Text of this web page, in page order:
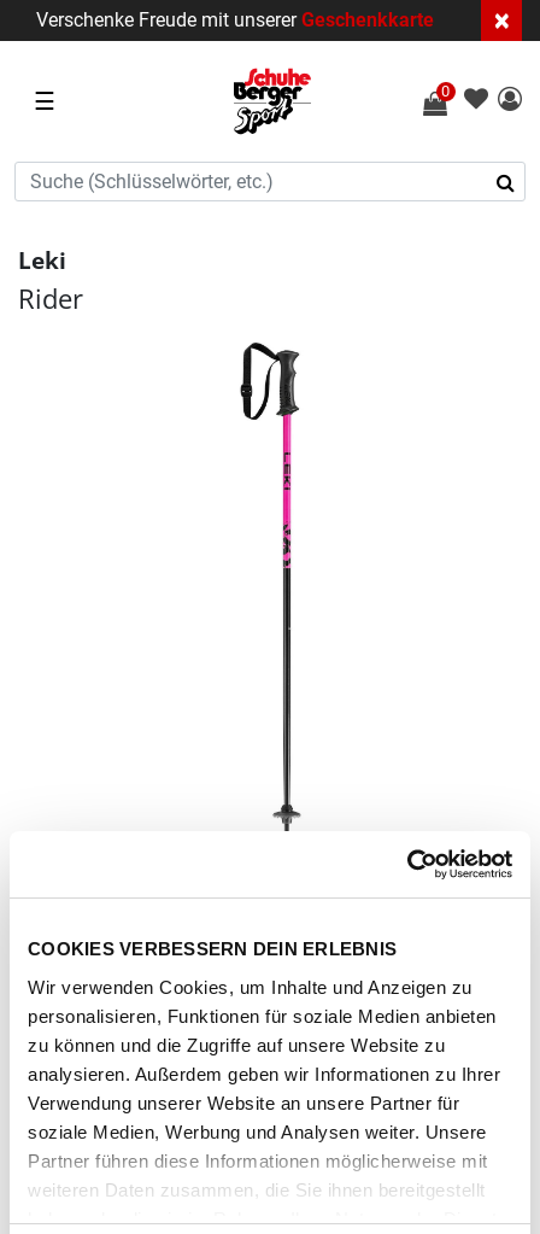
COOKIES VERBESSERN DEIN ERLEBNIS
Wir verwenden Cookies, um Inhalte und Anzeigen zu
personalisieren, Funktionen für soziale Medien anbieten
zu können und die Zugriffe auf unsere Website zu
analysieren. Außerdem geben wir Informationen zu Ihrer
Verwendung unserer Website an unsere Partner für
soziale Medien, Werbung und Analysen weiter. Unsere
Partner führen diese Informationen möglicherweise mit
weiteren Daten zusammen, die Sie ihnen bereitgestellt
haben oder die sie im Rahmen Ihrer Nutzung der Dienste
Verschenke Freude mit unsererGeschenkkarte ×
☰ 0
Leki
Rider
Artikel-Nr.65344144-schw-rohd-rot
Farbe schw/rohd-rot